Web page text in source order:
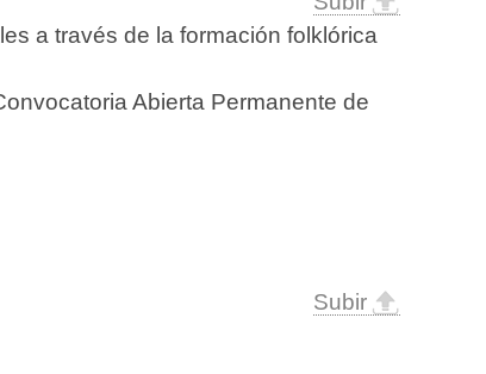
a través de la formación folklórica
Abierta Permanente de
Subir